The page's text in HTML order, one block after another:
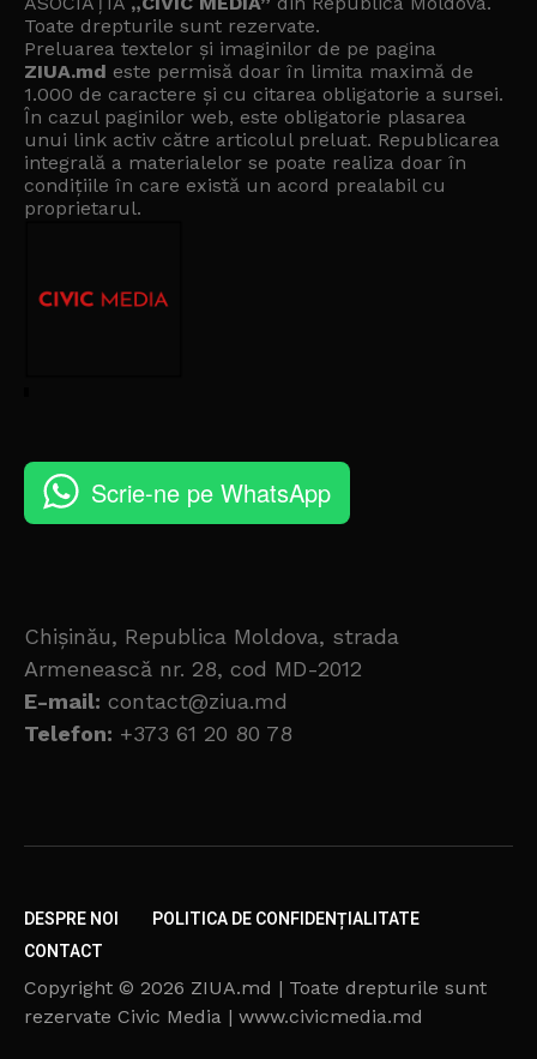
Toate drepturile sunt rezervate.
Preluarea textelor și imaginilor de pe pagina
ZIUA.md este permisă doar în limita maximă de
1.000 de caractere și cu citarea obligatorie a sursei.
În cazul paginilor web, este obligatorie plasarea
unui link activ către articolul preluat. Republicarea
integrală a materialelor se poate realiza doar în
condițiile în care există un acord prealabil cu
proprietarul.
Scrie-ne pe WhatsApp
Chișinău, Republica Moldova, strada
Armenească nr. 28, cod MD-2012
E-mail: contact@ziua.md
Telefon: +373 61 20 80 78
DESPRE NOI
POLITICA DE CONFIDENȚIALITATE
CONTACT
Copyright © 2026 ZIUA.md | Toate drepturile sunt
rezervate Civic Media | www.civicmedia.md